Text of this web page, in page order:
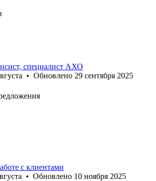
специалист АХО
• Обновлено 29 сентября 2025
с клиентами
• Обновлено 10 ноября 2025